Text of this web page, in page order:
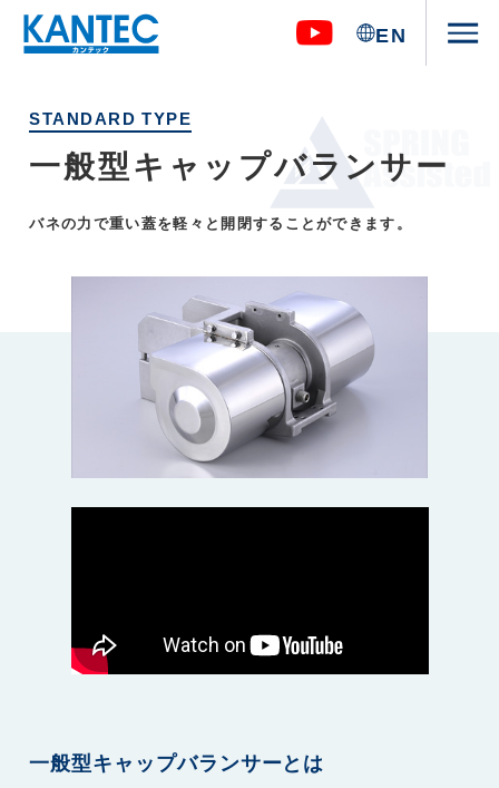
EN
STANDARD TYPE
一般型 キ ャ ッ プバラ ンサー
バネの力で重い蓋を軽々と開閉することができます。
一般型キャップバランサーとは